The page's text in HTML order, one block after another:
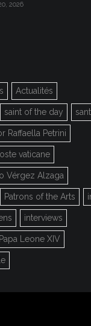
2026
Actualités
saint of the day
Raffaella Petrini
vaticane
Vérgez Alzaga
Patrons of the Arts
interviews
Papa Leone XIV